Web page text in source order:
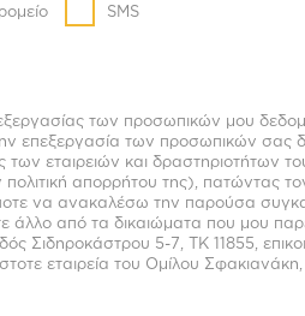
SMS
των προσωπικών μου
επεξεργασία των προσωπικών σας
εταιρειών και δραστηριοτήτων
απορρήτου της), πατώντας
να ανακαλέσω την παρούσα
από τα δικαιώματα που μου
Σιδηροκάστρου 5-7, ΤΚ 11855,
εταιρεία του Ομίλου